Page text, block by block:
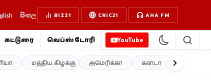
සිංහල BIZ21 CRIC21 AHA FM
கட்டுரை வெப்ஸ்டோரி YouTube
மத்திய கிழக்கு அமெரிக்கா கனடா